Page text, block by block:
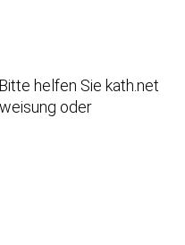
Bitte helfen Sie kath.net
oder